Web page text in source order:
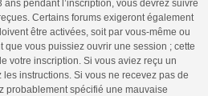
pendant l’inscription, vous devrez suivre
Certains forums exigeront également
être activées, soit par vous-même ou
que vous puissiez ouvrir une session ; cette
votre inscription. Si vous aviez reçu un
instructions. Si vous ne recevez pas de
probablement spécifié une mauvaise